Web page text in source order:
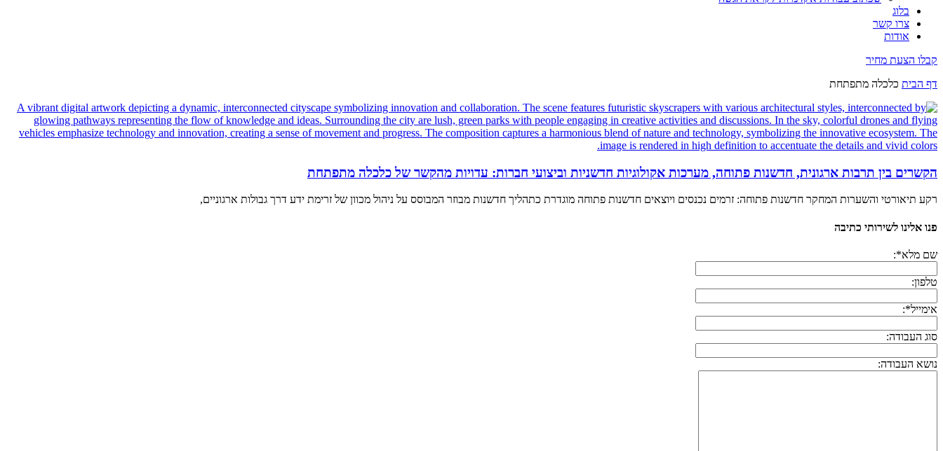
בלוג
צרו קשר
אודות
קבלו הצעת מחיר
דף הבית כלכלה מתפתחת
הקשרים בין תרבות ארגונית, חדשנות פתוחה, מערכות אקולוגיות חדשניות וביצועי חברות: עדויות מהקשר של כלכלה מתפתחת
רקע תיאורטי והשערות המחקר חדשנות פתוחה: זרמים נכנסים ויוצאים חדשנות פתוחה מוגדרת כתהליך חדשנות מבוזר המבוסס על ניהול מכוון של זרימת ידע דרך גבולות ארגוניים,
פנו אלינו לשירותי כתיבה
שם מלא*:
טלפון:
אימייל*:
סוג העבודה:
נושא העבודה: